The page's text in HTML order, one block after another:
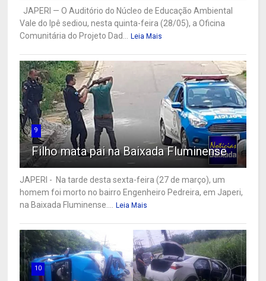
JAPERI — O Auditório do Núcleo de Educação Ambiental
Vale do Ipê sediou, nesta quinta-feira (28/05), a Oficina
Comunitária do Projeto Dad...
Leia Mais
9
Filho mata pai na Baixada Fluminense
JAPERI - Na tarde desta sexta-feira (27 de março), um
homem foi morto no bairro Engenheiro Pedreira, em Japeri,
na Baixada Fluminense....
Leia Mais
10